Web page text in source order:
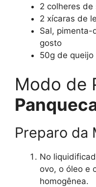
2 colheres
2 xícaras de
Sal, pimenta-
gosto
50g de
Modo de
Preparo da
No
ovo, o óleo e
homogênea.